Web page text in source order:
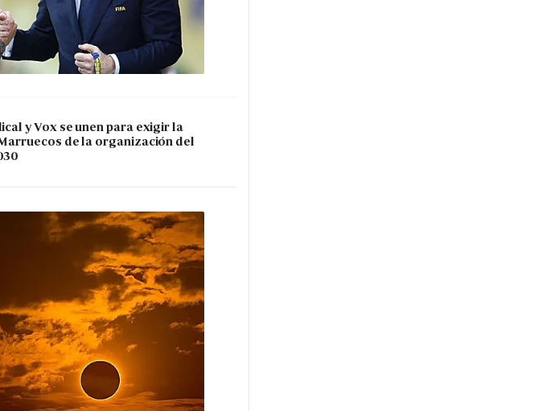
y Vox se unen para exigir la
de la organización del